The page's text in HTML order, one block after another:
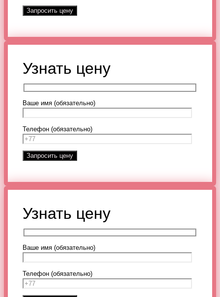
Узнать цену
Ваше имя (обязательно)
Телефон (обязательно)
Узнать цену
Ваше имя (обязательно)
Телефон (обязательно)